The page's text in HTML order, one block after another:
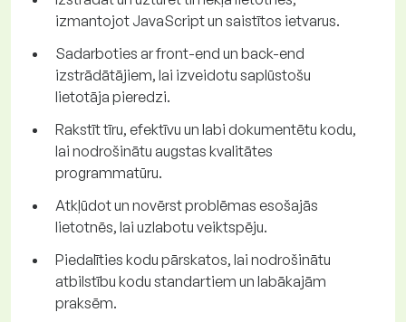
izmantojot JavaScript un saistītos ietvarus.
Sadarboties ar front-end un back-end
izstrādātājiem, lai izveidotu saplūstošu
lietotāja pieredzi.
Rakstīt tīru, efektīvu un labi dokumentētu kodu,
lai nodrošinātu augstas kvalitātes
programmatūru.
Atkļūdot un novērst problēmas esošajās
lietotnēs, lai uzlabotu veiktspēju.
Piedalīties kodu pārskatos, lai nodrošinātu
atbilstību kodu standartiem un labākajām
praksēm.